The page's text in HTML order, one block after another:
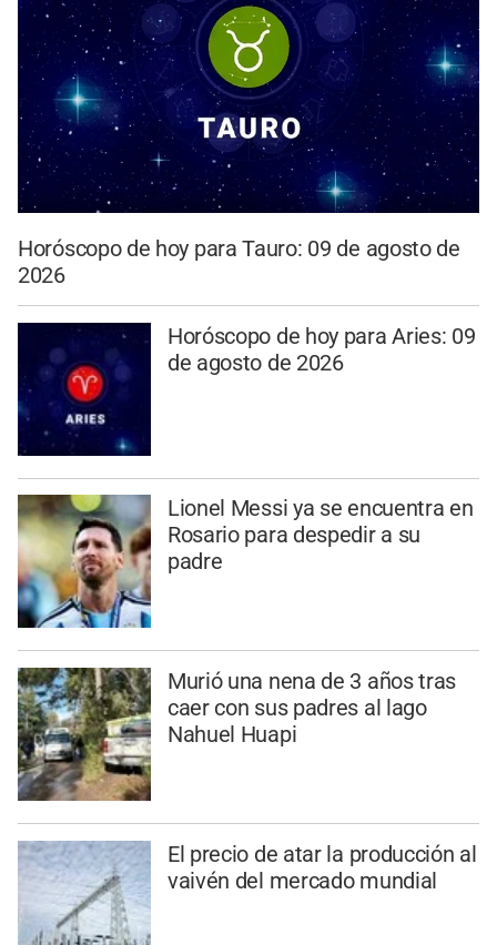
Horóscopo de hoy para Tauro: 09 de agosto de
2026
Horóscopo de hoy para Aries: 09
de agosto de 2026
Lionel Messi ya se encuentra en
Rosario para despedir a su
padre
Murió una nena de 3 años tras
caer con sus padres al lago
Nahuel Huapi
El precio de atar la producción al
vaivén del mercado mundial